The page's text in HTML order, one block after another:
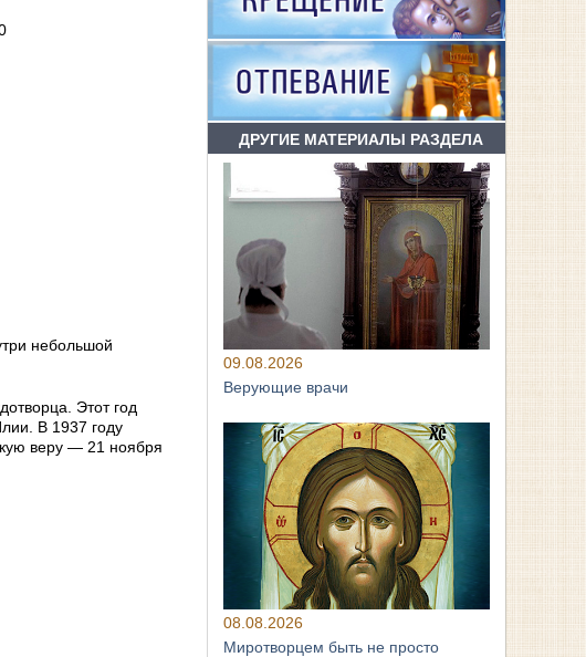
небольшой
Этот год
В 1937 году
веру — 21 ноября
ДРУГИЕ МАТЕРИАЛЫ РАЗДЕЛА
09.08.2026
Верующие врачи
08.08.2026
Миротворцем быть не просто